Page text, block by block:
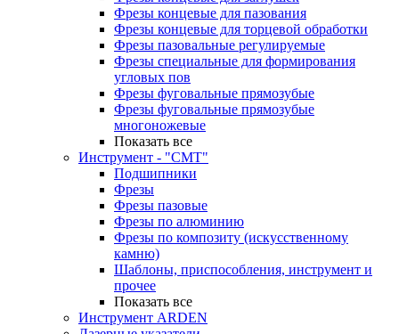
Фрезы концевые для пазования
Фрезы концевые для торцевой обработки
Фрезы пазовальные регулируемые
Фрезы специальные для формирования
угловых пов
Фрезы фуговальные прямозубые
Фрезы фуговальные прямозубые
многоножевые
Показать все
Инструмент - "СМТ"
Подшипники
Фрезы
Фрезы пазовые
Фрезы по алюминию
Фрезы по композиту (искусственному
камню)
Шаблоны, приспособления, инструмент и
прочее
Показать все
Инструмент ARDEN